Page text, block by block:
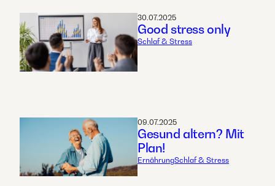
30.07.2025
Good stress only
Schlaf & Stress
09.07.2025
Gesund altern? Mit
Plan!
ErnährungSchlaf & Stress